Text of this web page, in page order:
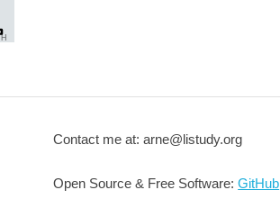
H
Contact me at: arne@listudy.org
Open Source & Free Software:GitHub